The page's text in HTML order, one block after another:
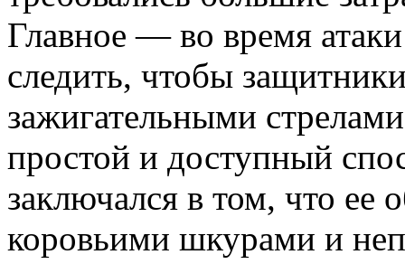
Главное — во время
следить, чтобы
зажигательными
простой и доступный
заключался в том, что ее
коровьими шкурами и